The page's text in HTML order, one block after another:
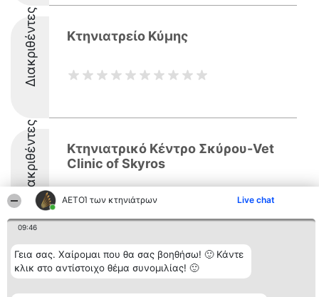
ΑΕΤΟΊ των κτηνιάτρων Live chat
09:46
Γεια σας. Χαίρομαι που θα σας βοηθήσω! 🙂 Κάντε
κλικ στο αντίστοιχο θέμα συνομιλίας! 🙂
Διακριθέντες Κτηνιατρείο Κύμης
Διακριθέντες
Κτηνιατρικό Κέντρο Σκύρου-Vet
Clinic of Skyros
Διοργανωτής της
κατάταξης
BEAUTIFUL COMPANY
Κατάταξη
Διακριθέντες
Λίστα όλων
Επικοινωνία